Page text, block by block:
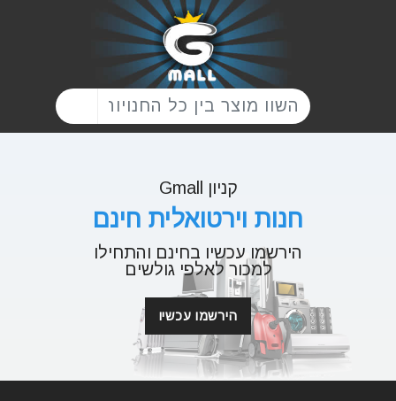
קניון Gmall
חנות וירטואלית חינם
הירשמו עכשיו בחינם והתחילו
למכור לאלפי גולשים
הירשמו עכשיו